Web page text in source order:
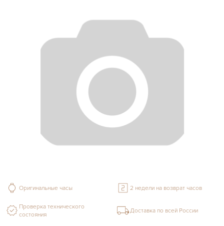
Оригинальные часы 2 недели на возврат часов
Проверка технического
состояния
Доставка по всей России